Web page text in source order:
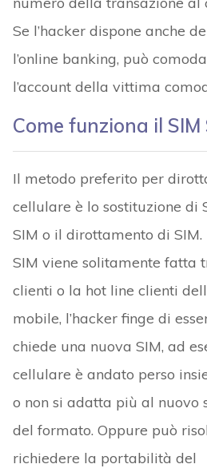
Se l’hacker dispone anche
l’online banking, può
l’account della vittima
Come funziona il
Il metodo preferito per
cellulare è lo sostituzione di
SIM o il dirottamento di
SIM viene solitamente fatta
clienti o la hot line clienti
mobile, l’hacker finge di
chiede una nuova SIM, ad
cellulare è andato perso
o non si adatta più al nuovo
del formato. Oppure può
richiedere la portabilità del